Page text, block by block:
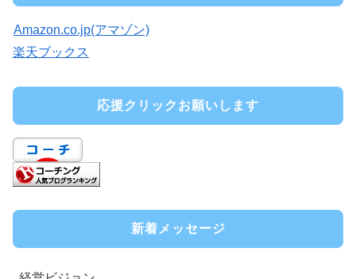
Amazon.co.jp(アマゾン)
楽天ブックス
応援クリックお願いします
新着メッセージ